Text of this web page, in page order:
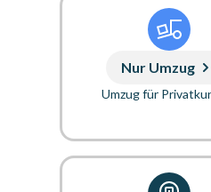
Nur Umzug
Umzug für